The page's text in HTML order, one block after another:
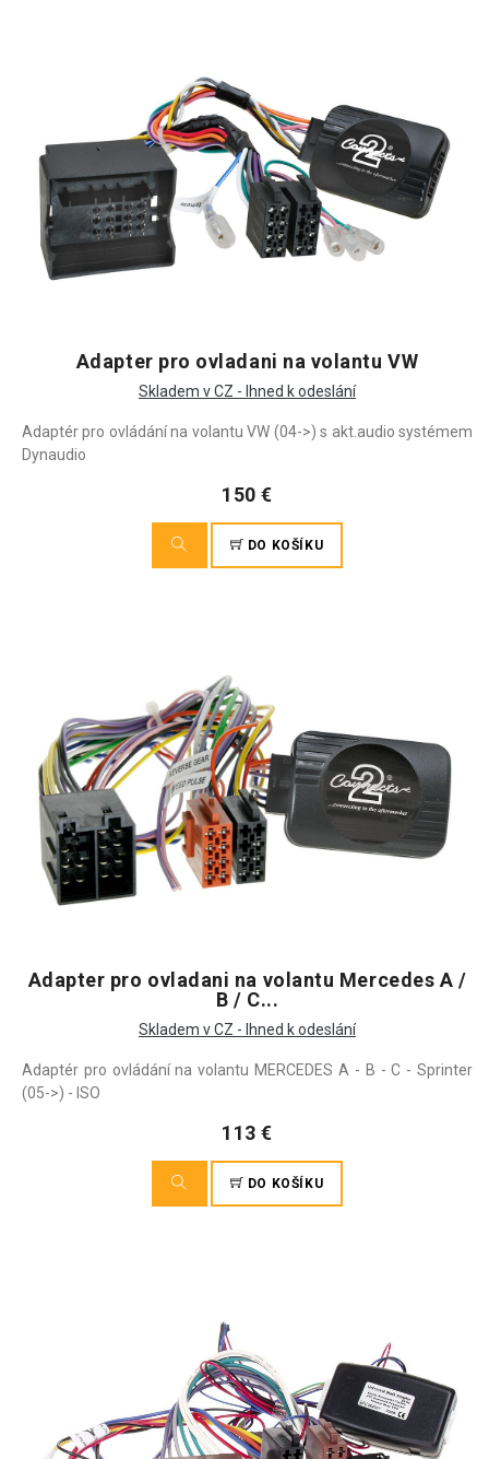
Adapter pro ovladani na volantu VW
Skladem v CZ - Ihned k odeslání
Adaptér pro ovládání na volantu VW (04->) s akt.audio systémem
Dynaudio
150 €
DO KOŠÍKU
Adapter pro ovladani na volantu Mercedes A /
B / C...
Skladem v CZ - Ihned k odeslání
Adaptér pro ovládání na volantu MERCEDES A - B - C - Sprinter
(05->) - ISO
113 €
DO KOŠÍKU